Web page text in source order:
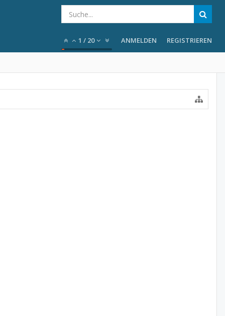
1 / 20 ANMELDEN REGISTRIEREN